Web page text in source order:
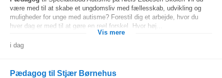
være med til at skabe et ungdomsliv med fællesskab, udvikling og
muligheder for unge med autisme? Forestil dig et arbejde, hvor du
hver dag er med til at gøre en reel forskel. Hvor høj...
Vis mere
i dag
Pædagog til Stjær Børnehus